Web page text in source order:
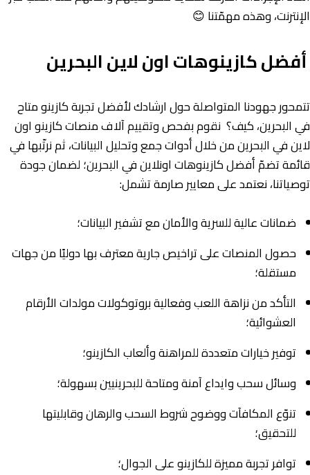
الإنترنت، وهذه مهمّتنا 😊
أفضل كازينوهات اون لاين البحرين
تتمحور جهودنا المتواصلة حول ارشادك لأفضل تجربة كازينو متاح
في البحرين، كيف؟ نقوم بفحص وتقييم آلاف منصات كازينو اون
لاين في البحرين من خلال أدوات جمع وتحليل البيانات، ثم نرتّبها في
قائمة تضمّ أفضل كازينوهات اونلاين في البحرين؛ لضمان جودة
توصياتنا، نعتمد على معايير صارمة تشمل:
ضمانات عالية للسرية والأمان مع تشفير البيانات؛
حصول المنصات على تراخيص جارية معترف بها دوليًا من جهات
مستقلة؛
التأكد من نزاهة اللعب وفعالية بروتوكولات مولدات الأرقام
العشوائية؛
توفير خيارات متعددة للمراهنة وألعاب الكازينو؛
وسائل سحب وايداع آمنة ومتاحة للبحرينيين بسهولة؛
تنوّع المكافآت ووضوح شروط السحب والرهان وقابليتها
للتحقيق؛
توافر تجربة مميزة للكازينو على الجوال؛